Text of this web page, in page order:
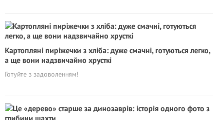
Картопляні пиріжечки з хліба: дуже смачні, готуються легко,
а ще вони надзвичайно хрусткі
Готуйте з задоволенням!